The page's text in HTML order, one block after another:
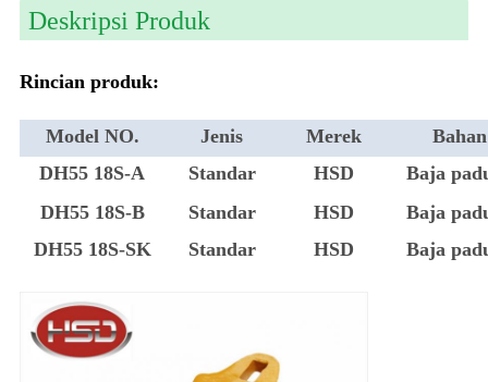
Deskripsi Produk
Rincian produk:
Model NO. Jenis Merek
Bahan
DH55 18S-A
Standar HSD
Baja
DH55 18S-B
Standar HSD
Baja
DH55 18S-SK
Standar HSD Baja